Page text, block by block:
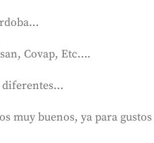
Covap, Etc….
diferentes…
muy buenos, ya para gustos